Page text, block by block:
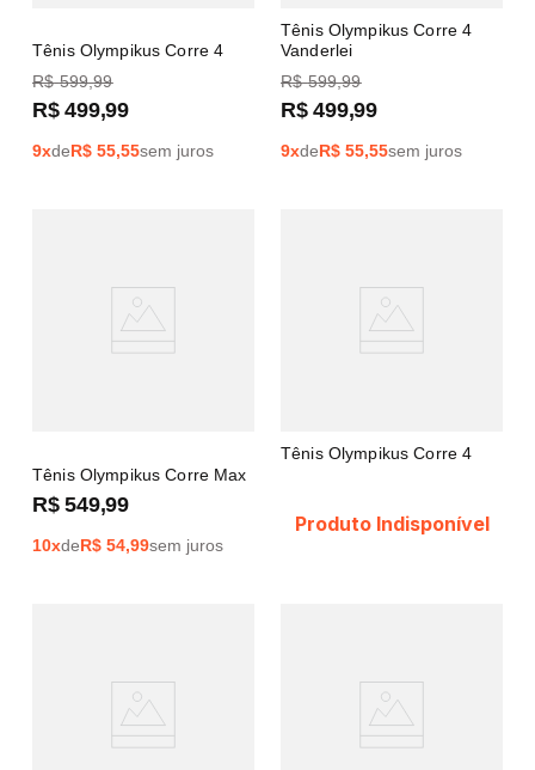
Tênis Olympikus Corre 4
R$ 599,99
R$ 499,99
9xdeR$ 55,55sem juros
Tênis Olympikus Corre 4
Vanderlei
R$ 599,99
R$ 499,99
9xdeR$ 55,55sem juros
Tênis Olympikus Corre Max
R$ 549,99
10xdeR$ 54,99sem juros
Tênis Olympikus Corre 4
Produto Indisponível